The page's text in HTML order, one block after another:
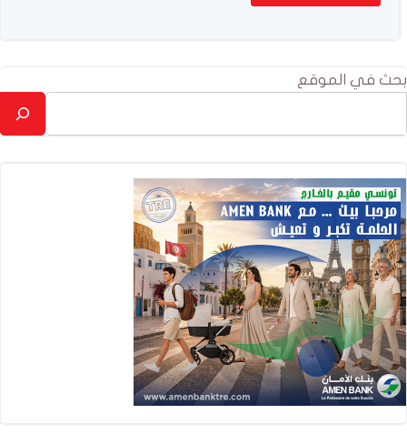
بحث في الموقع